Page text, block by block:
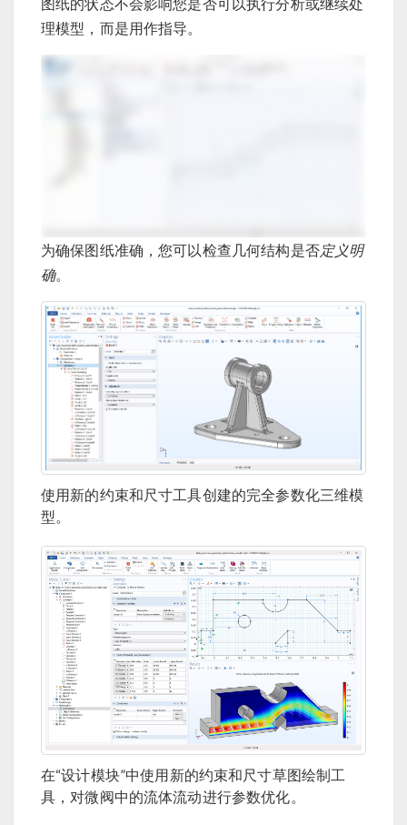
理模型，而是用作指导。
为确保图纸准确，您可以检查几何结构是否定义明
确。
使用新的约束和尺寸工具创建的完全参数化三维模
型。
在“设计模块”中使用新的约束和尺寸草图绘制工
具，对微阀中的流体流动进行参数优化。